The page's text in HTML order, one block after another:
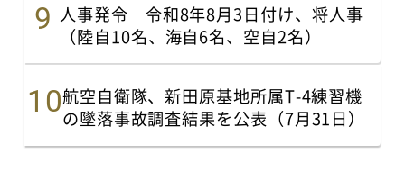
人事発令 令和8年8月3日付け、将人事
（陸自10名、海自6名、空自2名）
航空自衛隊、新田原基地所属T-4練習機
の墜落事故調査結果を公表（7月31日）